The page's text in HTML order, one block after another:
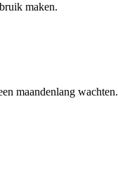
maken.
maandenlang wachten.